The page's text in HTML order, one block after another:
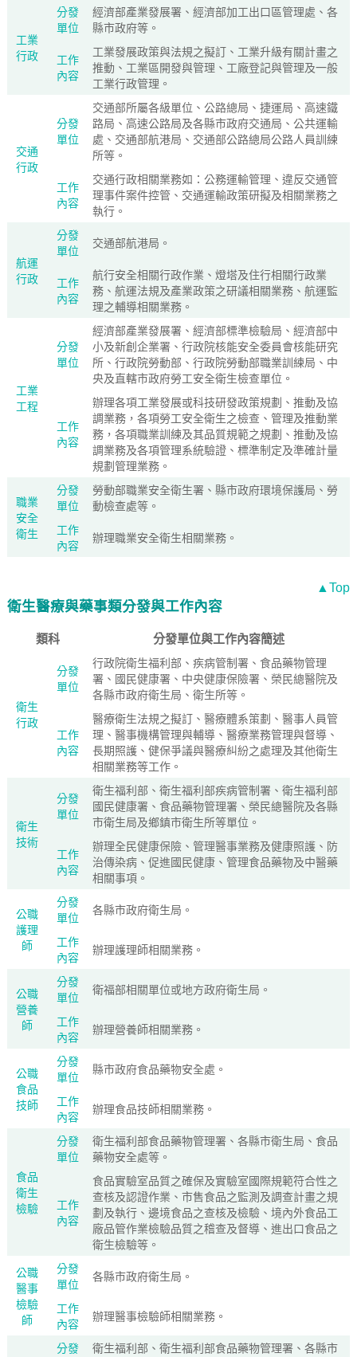
工業
行政
分發
單位
經濟部產業發展署、經濟部加工出口區管理處、各
縣市政府等。
工作
內容
工業發展政策與法規之擬訂、工業升級有關計畫之
推動、工業區開發與管理、工廠登記與管理及一般
工業行政管理。
交通
行政
分發
單位
交通部所屬各級單位、公路總局、捷運局、高速鐵
路局、高速公路局及各縣市政府交通局、公共運輸
處、交通部航港局、交通部公路總局公路人員訓練
所等。
工作
內容
交通行政相關業務如：公務運輸管理、違反交通管
理事件案件控管、交通運輸政策研擬及相關業務之
執行。
航運
行政
分發
單位
交通部航港局。
工作
內容
航行安全相關行政作業、燈塔及住行相關行政業
務、航運法規及產業政策之研議相關業務、航運監
理之輔導相關業務。
工業
工程
分發
單位
經濟部產業發展署、經濟部標準檢驗局、經濟部中
小及新創企業署、行政院核能安全委員會核能研究
所、行政院勞動部、行政院勞動部職業訓練局、中
央及直轄市政府勞工安全衛生檢查單位。
工作
內容
辦理各項工業發展或科技研發政策規劃、推動及協
調業務，各項勞工安全衛生之檢查、管理及推動業
務，各項職業訓練及其品質規範之規劃、推動及協
調業務及各項管理系統驗證、標準制定及準確計量
規劃管理業務。
職業
安全
衛生
分發
單位
勞動部職業安全衛生署、縣市政府環境保護局、勞
動檢查處等。
工作
內容
辦理職業安全衛生相關業務。
▲Top
衛生醫療與藥事類分發與工作內容
類科 分發單位與工作內容簡述
衛生
行政
分發
單位
行政院衛生福利部、疾病管制署、食品藥物管理
署、國民健康署、中央健康保險署、榮民總醫院及
各縣市政府衛生局、衛生所等。
工作
內容
醫療衛生法規之擬訂、醫療體系策劃、醫事人員管
理、醫事機構管理與輔導、醫療業務管理與督導、
長期照護、健保爭議與醫療糾紛之處理及其他衛生
相關業務等工作。
衛生
技術
分發
單位
衛生福利部、衛生福利部疾病管制署、衛生福利部
國民健康署、食品藥物管理署、榮民總醫院及各縣
市衛生局及鄉鎮市衛生所等單位。
工作
內容
辦理全民健康保險、管理醫事業務及健康照護、防
治傳染病、促進國民健康、管理食品藥物及中醫藥
相關事項。
公職
護理
師
分發
單位
各縣市政府衛生局。
工作
內容
辦理護理師相關業務。
公職
營養
師
分發
單位
衛福部相關單位或地方政府衛生局。
工作
內容
辦理營養師相關業務。
公職
食品
技師
分發
單位
縣市政府食品藥物安全處。
工作
內容
辦理食品技師相關業務。
食品
衛生
檢驗
分發
單位
衛生福利部食品藥物管理署、各縣市衛生局、食品
藥物安全處等。
工作
內容
食品實驗室品質之確保及實驗室國際規範符合性之
查核及認證作業、市售食品之監測及調查計畫之規
劃及執行、邊境食品之查核及檢驗、境內外食品工
廠品管作業檢驗品質之稽查及督導、進出口食品之
衛生檢驗等。
公職
醫事
檢驗
師
分發
單位
各縣市政府衛生局。
工作
內容
辦理醫事檢驗師相關業務。
分發
衛生福利部、衛生福利部食品藥物管理署、各縣市